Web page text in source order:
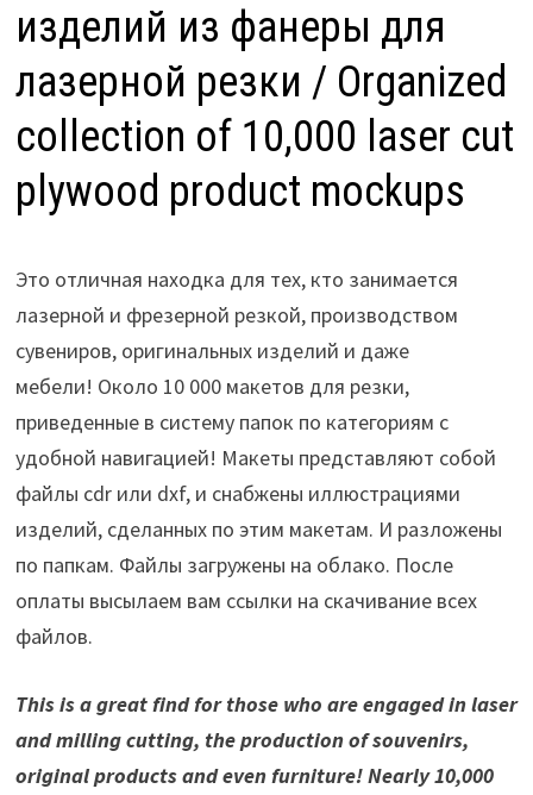
изделий из фанеры для
лазерной резки / Organized
collection of 10,000 laser cut
plywood product mockups
Это отличная находка для тех, кто занимается
лазерной и фрезерной резкой, производством
сувениров, оригинальных изделий и даже
мебели! Около 10 000 макетов для резки,
приведенные в систему папок по категориям с
удобной навигацией! Макеты представляют собой
файлы cdr или dxf, и снабжены иллюстрациями
изделий, сделанных по этим макетам. И разложены
по папкам. Файлы загружены на облако. После
оплаты высылаем вам ссылки на скачивание всех
файлов.
This is a great find for those who are engaged in laser
and milling cutting, the production of souvenirs,
original products and even furniture! Nearly 10,000